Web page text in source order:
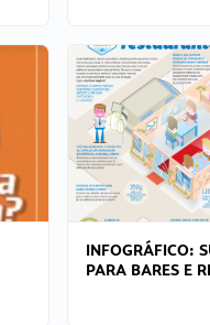
INFOGRÁFICO:
PARA BARES E